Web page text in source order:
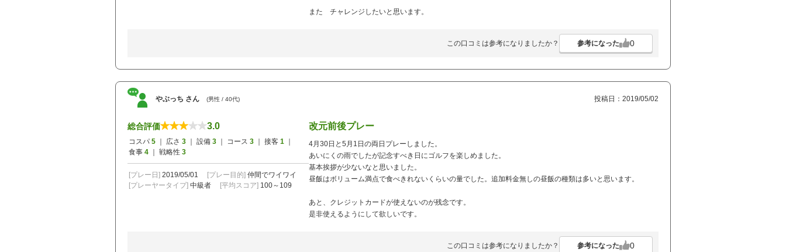
また チャレンジしたいと思います。
この口コミは参考になりましたか？ 参考になった 0
やぶっち さん (男性 / 40代) 投稿日：2019/05/02
総合評価 3.0
コスパ 5 ｜ 広さ 3 ｜ 設備 3 ｜ コース 3 ｜ 接客 1
食事 4 ｜ 戦略性 3
[プレー日] 2019/05/01 [プレー目的] 仲間でワイワイ
[プレーヤータイプ] 中級者 [平均スコア] 100～109
改元前後プレー
4月30日と5月1日の両日プレーしました。
あいにくの雨でしたが記念すべき日にゴルフを楽しめました。
基本挨拶が少ないなと思いました。
昼飯はボリューム満点で食べきれないくらいの量でした。追加料金無しの昼飯の種類は多いと思います。
あと、クレジットカードが使えないのが残念です。
是非使えるようにして欲しいです。
この口コミは参考になりましたか？ 参考になった 0